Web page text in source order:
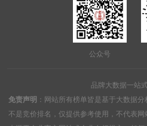
公众号
品牌大数据一站
免责声明 ：网站所有榜单皆是基于大数据
不是竞价排名，仅提供参考使用，不代表